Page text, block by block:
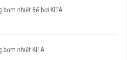
bơm nhiệt Bể bơi KITA
bơm nhiệt KITA